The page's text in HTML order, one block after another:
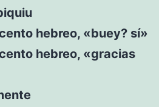
hebreo, «buey? sí»
hebreo, «gracias